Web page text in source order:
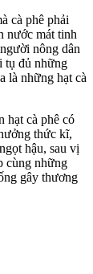
cà phê phải
nước mát tinh
nông dân
tụ đủ những
là những hạt cà
hạt cà phê có
thức kĩ,
hậu, sau vị
cùng những
gây thương